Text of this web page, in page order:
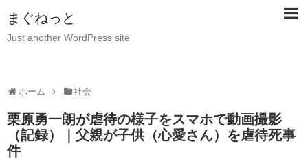
まぐねっと
Just another WordPress site
ホーム 社会
栗原勇一朗が虐待の様子をスマホで動画撮影
（記録）｜父親が子供（心愛さん）を虐待死事
件